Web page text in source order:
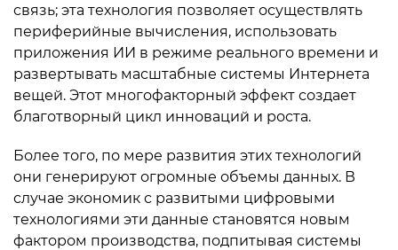
связь; эта технология позволяет осуществлять
периферийные вычисления, использовать
приложения ИИ в режиме реального времени и
развертывать масштабные системы Интернета
вещей. Этот многофакторный эффект создает
благотворный цикл инноваций и роста.
Более того, по мере развития этих технологий
они генерируют огромные объемы данных. В
случае экономик с развитыми цифровыми
технологиями эти данные становятся новым
фактором производства, подпитывая системы